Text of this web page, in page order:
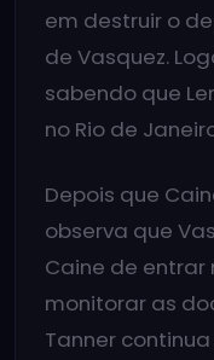
em destruir o
de Vasquez.
sabendo que
no Rio de
Depois que
observa que
Caine de
monitorar as
Tanner